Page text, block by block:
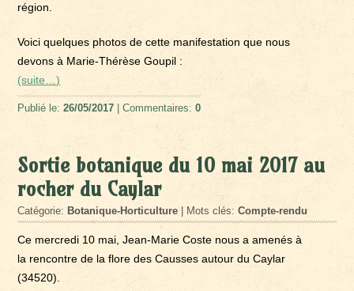
région.
Voici quelques photos de cette manifestation que nous
devons à Marie-Thérèse Goupil :
(suite…)
Publié le:26/05/2017 | Commentaires:0
Sortie botanique du 10 mai 2017 au
rocher du Caylar
Catégorie: Botanique-Horticulture | Mots clés:Compte-rendu
Ce mercredi 10 mai, Jean-Marie Coste nous a amenés à
la rencontre de la flore des Causses autour du Caylar
(34520).